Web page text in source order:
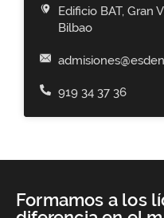
Edificio BAT, Gran
Bilbao
919 34 37 36
Formamos a los